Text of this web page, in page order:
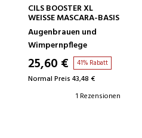
IN DEN WARENKORB
CILS BOOSTER XL
WEISSE MASCARA-BASIS
Augenbrauen und
Wimpernpflege
25,60 € 41% Rabatt
Normal Preis 43,48 €
1 Rezensionen